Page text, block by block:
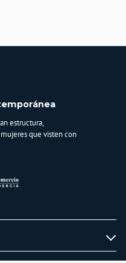
estructura,
que visten con